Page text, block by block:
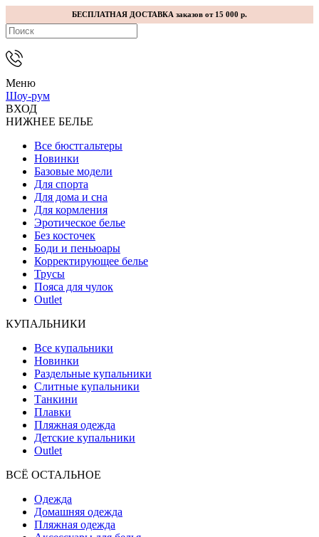
БЕСПЛАТНАЯ ДОСТАВКА заказов от 15 000 р.
Меню
Шоу-рум
ВХОД
НИЖНЕЕ БЕЛЬЕ
Все бюстгальтеры
Новинки
Базовые модели
Для спорта
Для дома и сна
Для кормления
Эротическое белье
Без косточек
Боди и пеньюары
Корректирующее белье
Трусы
Пояса для чулок
Outlet
КУПАЛЬНИКИ
Все купальники
Новинки
Раздельные купальники
Слитные купальники
Танкини
Плавки
Пляжная одежда
Детские купальники
Outlet
ВCЁ ОСТАЛЬНОЕ
Одежда
Домашняя одежда
Пляжная одежда